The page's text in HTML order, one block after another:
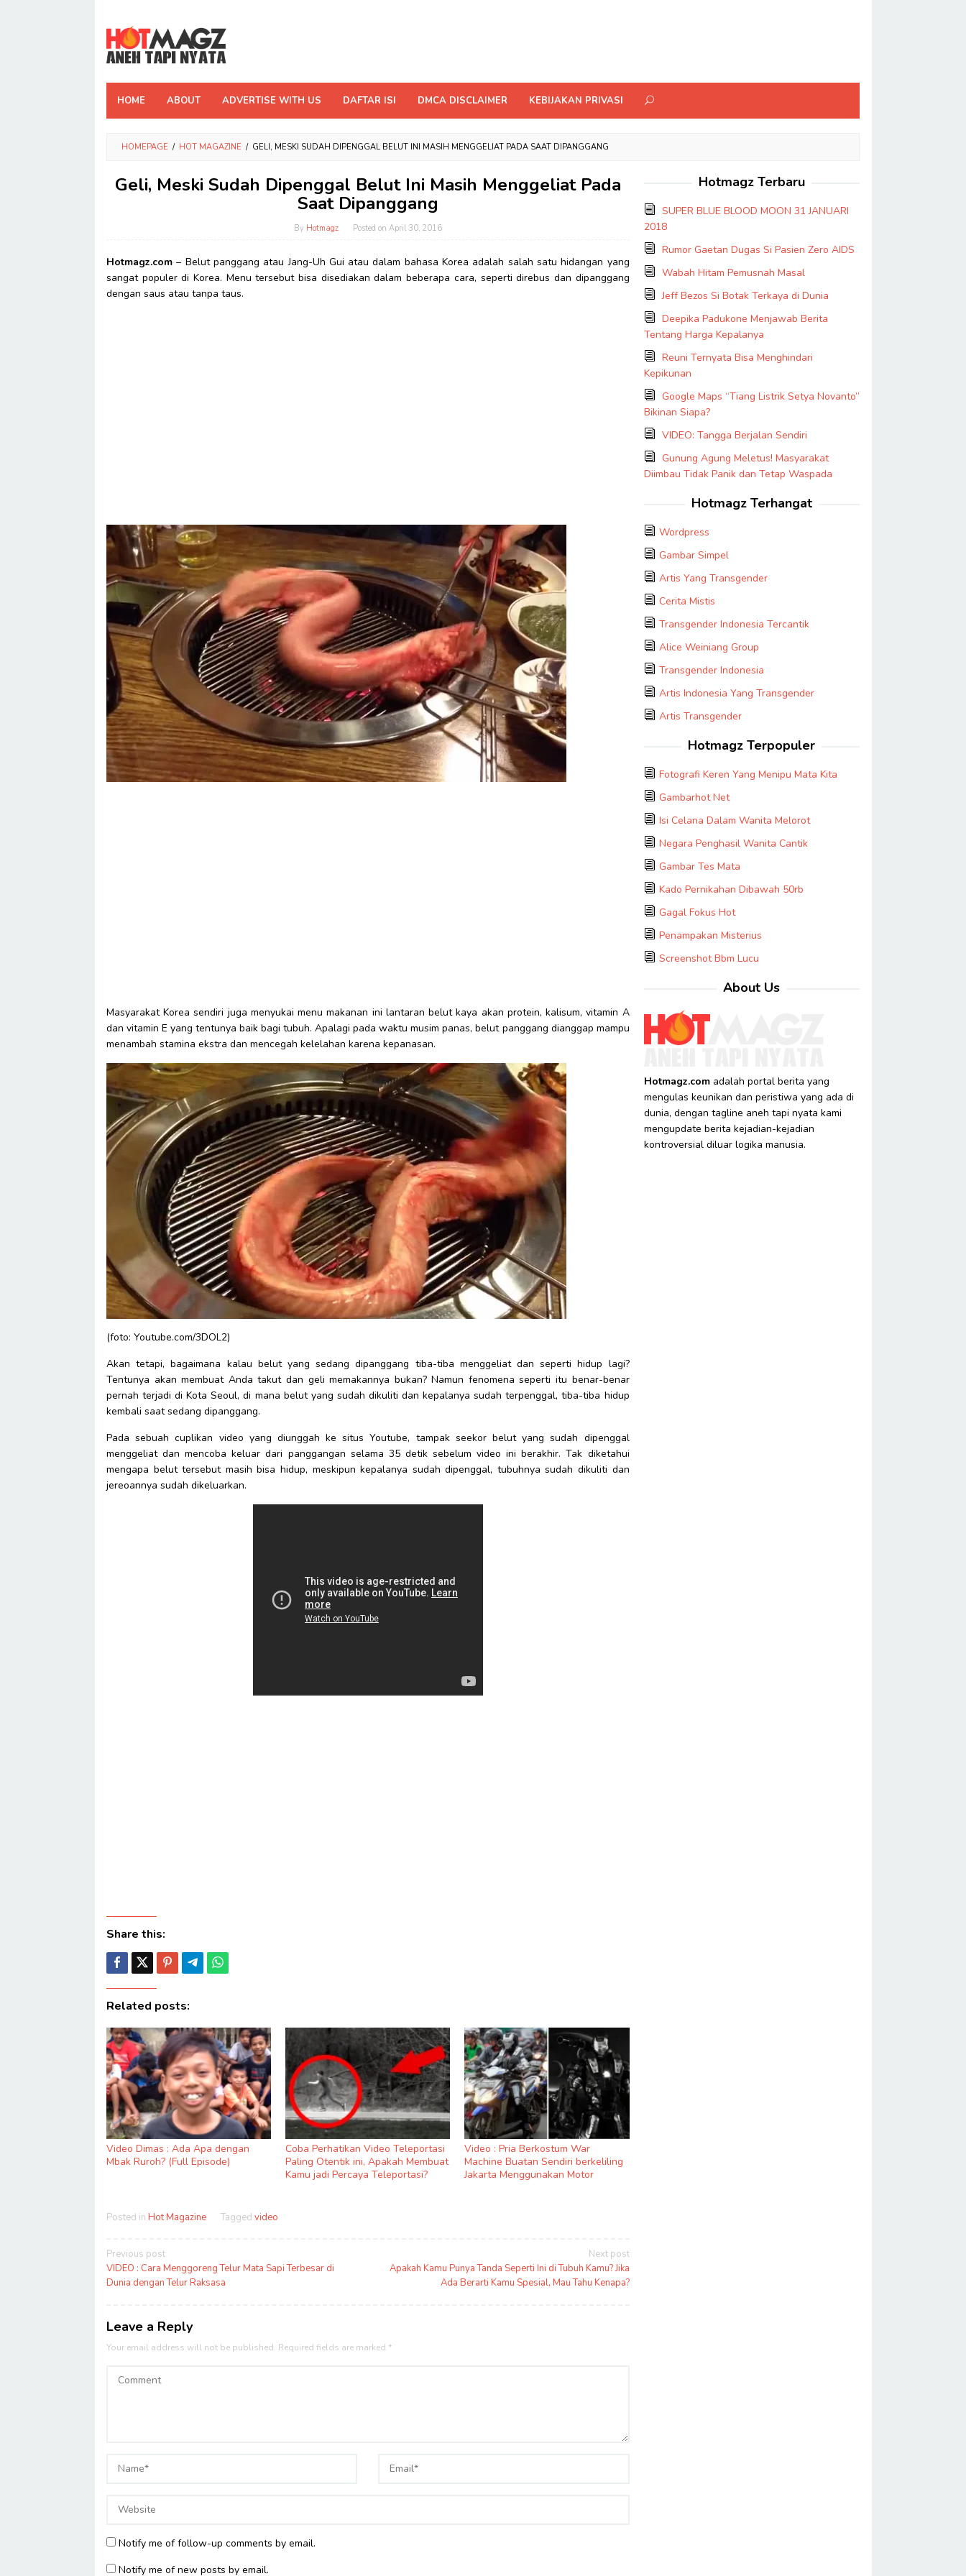
content
HOME ABOUT ADVERTISE WITH US DAFTAR ISI DMCA DISCLAIMER KEBIJAKAN PRIVASI
HOMEPAGE / HOT MAGAZINE / GELI, MESKI SUDAH DIPENGGAL BELUT INI MASIH MENGGELIAT PADA SAAT DIPANGGANG
Geli, Meski Sudah Dipenggal Belut Ini Masih Menggeliat Pada
Saat Dipanggang
By Hotmagz Posted on April 30, 2016
Hotmagz.com – Belut panggang atau Jang-Uh Gui atau dalam bahasa Korea adalah salah satu hidangan yang
sangat populer di Korea. Menu tersebut bisa disediakan dalam beberapa cara, seperti direbus dan dipanggang
dengan saus atau tanpa taus.
Masyarakat Korea sendiri juga menyukai menu makanan ini lantaran belut kaya akan protein, kalisum, vitamin A
dan vitamin E yang tentunya baik bagi tubuh. Apalagi pada waktu musim panas, belut panggang dianggap mampu
menambah stamina ekstra dan mencegah kelelahan karena kepanasan.
(foto: Youtube.com/3DOL2)
Akan tetapi, bagaimana kalau belut yang sedang dipanggang tiba-tiba menggeliat dan seperti hidup lagi?
Tentunya akan membuat Anda takut dan geli memakannya bukan? Namun fenomena seperti itu benar-benar
pernah terjadi di Kota Seoul, di mana belut yang sudah dikuliti dan kepalanya sudah terpenggal, tiba-tiba hidup
kembali saat sedang dipanggang.
Pada sebuah cuplikan video yang diunggah ke situs Youtube, tampak seekor belut yang sudah dipenggal
menggeliat dan mencoba keluar dari panggangan selama 35 detik sebelum video ini berakhir. Tak diketahui
mengapa belut tersebut masih bisa hidup, meskipun kepalanya sudah dipenggal, tubuhnya sudah dikuliti dan
jereoannya sudah dikeluarkan.
Share this:
Related posts:
Video Dimas : Ada Apa dengan
Mbak Ruroh? (Full Episode)
Coba Perhatikan Video Teleportasi
Paling Otentik ini, Apakah Membuat
Kamu jadi Percaya Teleportasi?
Video : Pria Berkostum War
Machine Buatan Sendiri berkeliling
Jakarta Menggunakan Motor
Posted in Hot Magazine Tagged video
Post
navigation
Previous post
VIDEO : Cara Menggoreng Telur Mata Sapi Terbesar di
Dunia dengan Telur Raksasa
Next post
Apakah Kamu Punya Tanda Seperti Ini di Tubuh Kamu? Jika
Ada Berarti Kamu Spesial, Mau Tahu Kenapa?
Leave a Reply
Your email address will not be published. Required fields are marked *
Notify me of follow-up comments by email.
Notify me of new posts by email.
Hotmagz Terbaru
SUPER BLUE BLOOD MOON 31 JANUARI
2018
Rumor Gaetan Dugas Si Pasien Zero AIDS
Wabah Hitam Pemusnah Masal
Jeff Bezos Si Botak Terkaya di Dunia
Deepika Padukone Menjawab Berita
Tentang Harga Kepalanya
Reuni Ternyata Bisa Menghindari
Kepikunan
Google Maps “Tiang Listrik Setya Novanto”
Bikinan Siapa?
VIDEO: Tangga Berjalan Sendiri
Gunung Agung Meletus! Masyarakat
Diimbau Tidak Panik dan Tetap Waspada
Hotmagz Terhangat
Wordpress
Gambar Simpel
Artis Yang Transgender
Cerita Mistis
Transgender Indonesia Tercantik
Alice Weiniang Group
Transgender Indonesia
Artis Indonesia Yang Transgender
Artis Transgender
Hotmagz Terpopuler
Fotografi Keren Yang Menipu Mata Kita
Gambarhot Net
Isi Celana Dalam Wanita Melorot
Negara Penghasil Wanita Cantik
Gambar Tes Mata
Kado Pernikahan Dibawah 50rb
Gagal Fokus Hot
Penampakan Misterius
Screenshot Bbm Lucu
About Us
Hotmagz.comadalah portal berita yang
mengulas keunikan dan peristiwa yang ada di
dunia, dengan tagline aneh tapi nyata kami
mengupdate berita kejadian-kejadian
kontroversial diluar logika manusia.